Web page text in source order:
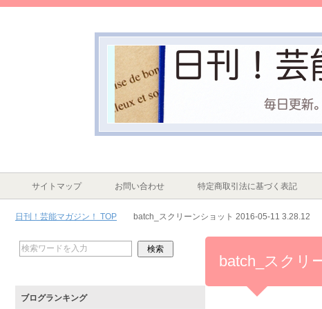
サイトマップ お問い合わせ 特定商取引法に基づく表記
日刊！芸能マガジン！ TOP batch_スクリーンショット 2016-05-11 3.28.12
batch_スクリ
ブログランキング